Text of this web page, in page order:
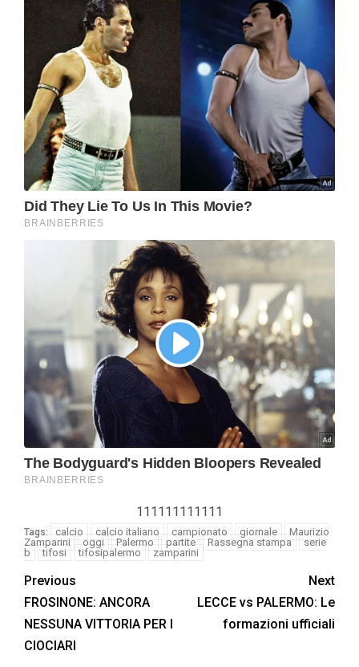
111111111111
Tags: calcio calcio italiano campionato giornale
Maurizio
Zamparini
oggi Palermo partite Rassegna stampa
serie
b
tifosi tifosipalermo zamparini
Previous
FROSINONE: ANCORA
NESSUNA VITTORIA PER I
CIOCIARI
Next
LECCE vs PALERMO: Le
formazioni ufficiali